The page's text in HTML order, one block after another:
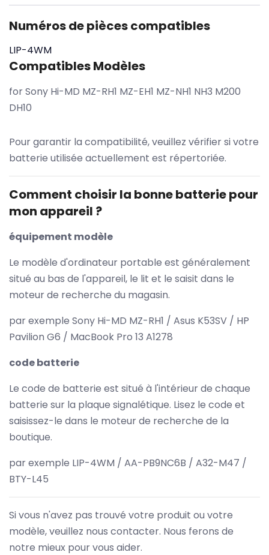
Numéros de pièces compatibles
LIP-4WM
Compatibles Modèles
for Sony Hi-MD MZ-RH1 MZ-EH1 MZ-NH1 NH3 M200
DH10
Pour garantir la compatibilité, veuillez vérifier si votre
batterie utilisée actuellement est répertoriée.
Comment choisir la bonne batterie pour
mon appareil ?
équipement modèle
Le modèle d'ordinateur portable est généralement
situé au bas de l'appareil, le lit et le saisit dans le
moteur de recherche du magasin.
par exemple Sony Hi-MD MZ-RH1 / Asus K53SV / HP
Pavilion G6 / MacBook Pro 13 A1278
code batterie
Le code de batterie est situé à l'intérieur de chaque
batterie sur la plaque signalétique. Lisez le code et
saisissez-le dans le moteur de recherche de la
boutique.
par exemple LIP-4WM / AA-PB9NC6B / A32-M47 /
BTY-L45
Si vous n'avez pas trouvé votre produit ou votre
modèle, veuillez nous contacter. Nous ferons de
notre mieux pour vous aider.